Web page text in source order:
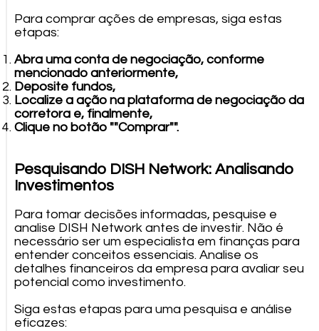
Para comprar ações de empresas, siga estas
etapas:
Abra uma conta de negociação, conforme
mencionado anteriormente,
Deposite fundos,
Localize a ação na plataforma de negociação da
corretora e, finalmente,
Clique no botão ""Comprar"".
Pesquisando DISH Network: Analisando
Investimentos
Para tomar decisões informadas, pesquise e
analise DISH Network antes de investir. Não é
necessário ser um especialista em finanças para
entender conceitos essenciais. Analise os
detalhes financeiros da empresa para avaliar seu
potencial como investimento.
Siga estas etapas para uma pesquisa e análise
eficazes: